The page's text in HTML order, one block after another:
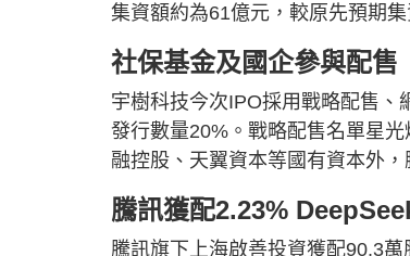
集資額約為61億元，較原先預期
社保基金及國企參與配售
宇樹科技今次IPO採用戰略配售
發行數量20%。戰略配售名單星
融控股、天翼資本等國有資本外
騰訊獲配2.23%
騰訊旗下上海啟善投資獲配90.3